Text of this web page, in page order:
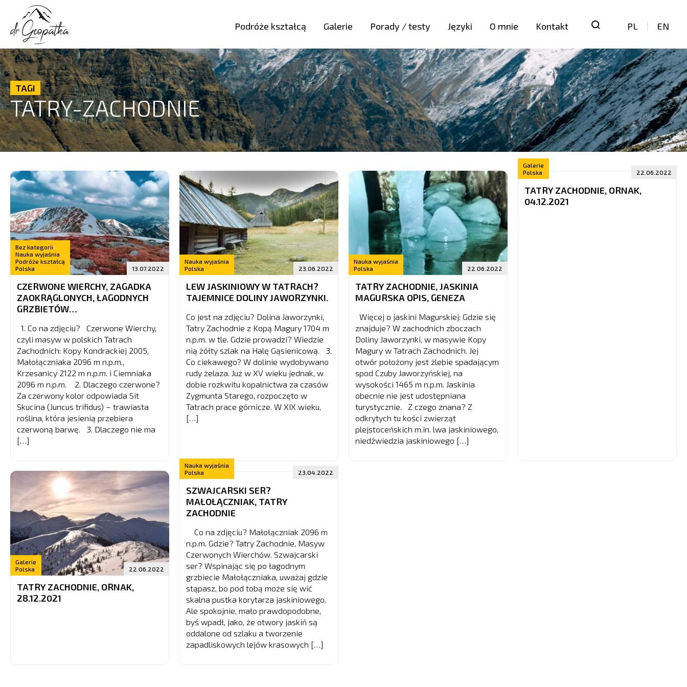
Podróże kształcą Galerie Porady / testy Języki O mnie Kontakt PL EN
TAGI
TATRY-ZACHODNIE
Bez kategorii
Nauka wyjaśnia
Podróże kształcą
Polska
13.07.2022
CZERWONE WIERCHY, ZAGADKA
ZAOKRĄGLONYCH, ŁAGODNYCH
GRZBIETÓW…
1. Co na zdjęciu? Czerwone Wierchy,
czyli masyw w polskich Tatrach
Zachodnich: Kopy Kondrackiej 2005,
Małołączniaka 2096 m n.p.m.,
Krzesanicy 2122 m n.p.m. i Ciemniaka
2096 m n.p.m. 2. Dlaczego czerwone?
Za czerwony kolor odpowiada Sit
Skucina (Juncus trifidus) – trawiasta
roślina, która jesienią przebiera
czerwoną barwę. 3. Dlaczego nie ma
[…]
Nauka wyjaśnia
Polska
23.06.2022
LEW JASKINIOWY W TATRACH?
TAJEMNICE DOLINY JAWORZYNKI.
Co jest na zdjęciu? Dolina Jaworzynki,
Tatry Zachodnie z Kopą Magury 1704 m
n.p.m. w tle. Gdzie prowadzi? Wiedzie
nią żółty szlak na Halę Gąsienicową. 3.
Co ciekawego? W dolinie wydobywano
rudy żelaza. Już w XV wieku jednak, w
dobie rozkwitu kopalnictwa za czasów
Zygmunta Starego, rozpoczęto w
Tatrach prace górnicze. W XIX wieku,
[…]
Nauka wyjaśnia
Polska
22.06.2022
TATRY ZACHODNIE, JASKINIA
MAGURSKA OPIS, GENEZA
Więcej o jaskini Magurskiej: Gdzie się
znajduje? W zachodnich zboczach
Doliny Jaworzynki, w masywie Kopy
Magury w Tatrach Zachodnich. Jej
otwór położony jest żlebie spadającym
spod Czuby Jaworzyńskiej, na
wysokości 1465 m n.p.m. Jaskinia
obecnie nie jest udostępniana
turystycznie. Z czego znana? Z
odkrytych tu kości zwierząt
plejstoceńskich m.in. lwa jaskiniowego,
niedźwiedzia jaskiniowego […]
Galerie
Polska
22.06.2022
TATRY ZACHODNIE, ORNAK,
04.12.2021
Galerie
Polska
22.06.2022
TATRY ZACHODNIE, ORNAK,
28.12.2021
Nauka wyjaśnia
Polska
23.04.2022
SZWAJCARSKI SER?
MAŁOŁĄCZNIAK, TATRY
ZACHODNIE
Co na zdjęciu? Małołączniak 2096 m
n.p.m. Gdzie? Tatry Zachodnie, Masyw
Czerwonych Wierchów. Szwajcarski
ser? Wspinając się po łagodnym
grzbiecie Małołączniaka, uważaj gdzie
stąpasz, bo pod tobą może się wić
skalna pustka korytarza jaskiniowego.
Ale spokojnie, mało prawdopodobne,
byś wpadł, jako, że otwory jaskiń są
oddalone od szlaku a tworzenie
zapadliskowych lejów krasowych […]